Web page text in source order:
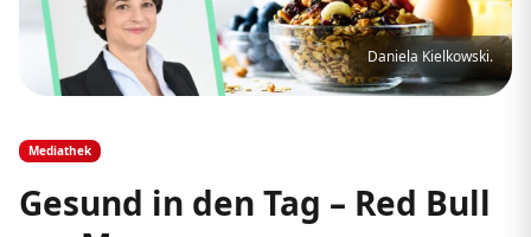
Daniela Kielkowski.
Mediathek
Gesund in den Tag – Red Bull